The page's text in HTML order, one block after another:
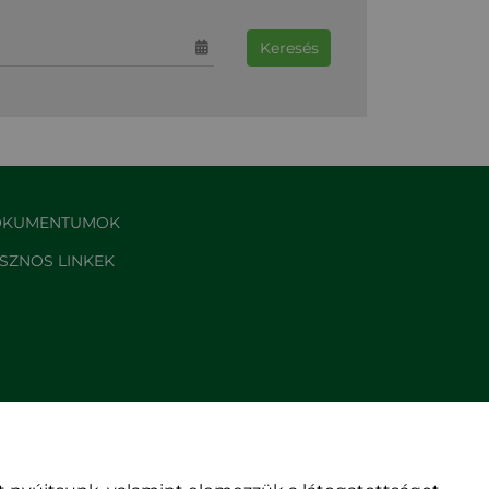
Keresés
LINKEK